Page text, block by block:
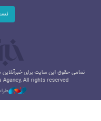
تمامی حقوق این سایت برای
All rights reserved